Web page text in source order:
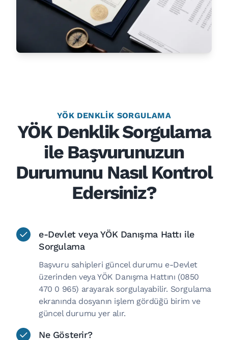
YÖK DENKLIK SORGULAMA
YÖK Denklik Sorgulama
ile Başvurunuzun
Durumunu Nasıl Kontrol
Edersiniz?
e-Devlet veya YÖK Danışma Hattı ile
Sorgulama
Başvuru sahipleri güncel durumu e-Devlet
üzerinden veya YÖK Danışma Hattını (0850
470 0 965) arayarak sorgulayabilir. Sorgulama
ekranında dosyanın işlem gördüğü birim ve
güncel durumu yer alır.
Ne Gösterir?